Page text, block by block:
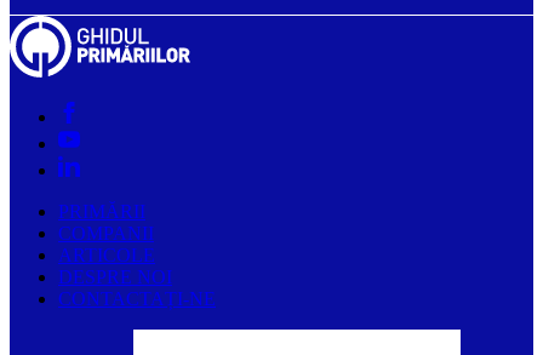
PRIMĂRII
COMPANII
ARTICOLE
DESPRE NOI
CONTACTAȚI-NE